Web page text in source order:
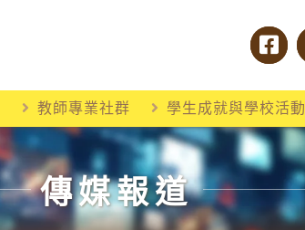
教師專業社群 學生成就與學校活動
傳媒報道